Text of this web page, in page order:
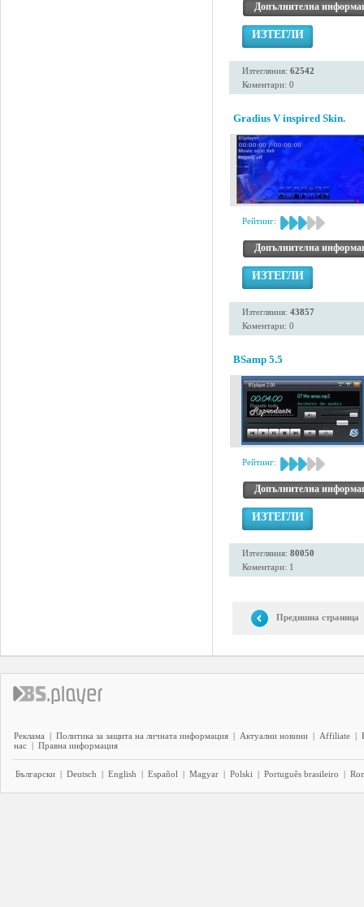
Допълнителна
ИЗТЕГЛИ
Изтегляния: 62542
Коментари: 0
Gradius V inspired Skin.
Рейтинг:
Допълнителна
ИЗТЕГЛИ
Изтегляния: 43857
Коментари: 0
BSamp 5.5
Рейтинг:
Допълнителна
ИЗТЕГЛИ
Изтегляния: 80050
Коментари: 1
Предишна страница
Реклама | Политика за защита на личната информация | Актуални новини | Affiliate |
нас | Правна информация
Български | Deutsch | English | Español | Magyar | Polski | Português brasileiro |